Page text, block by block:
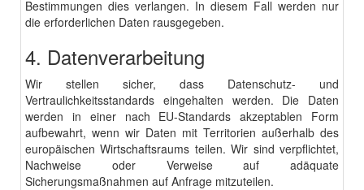
Bestimmungen dies verlangen. In diesem Fall werden nur
die erforderlichen Daten rausgegeben.
4. Datenverarbeitung
Wir stellen sicher, dass Datenschutz- und
Vertraulichkeitsstandards eingehalten werden. Die Daten
werden in einer nach EU-Standards akzeptablen Form
aufbewahrt, wenn wir Daten mit Territorien außerhalb des
europäischen Wirtschaftsraums teilen. Wir sind verpflichtet,
Nachweise oder Verweise auf adäquate
Sicherungsmaßnahmen auf Anfrage mitzuteilen.